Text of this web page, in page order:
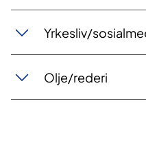
Yrkesliv/
​O​lje/rederi